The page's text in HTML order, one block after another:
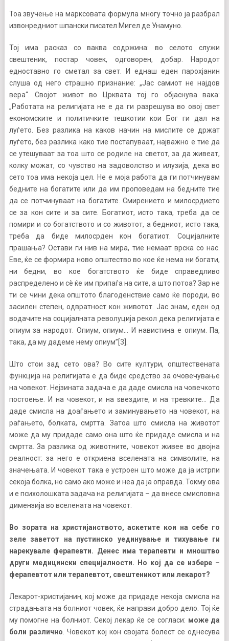
Тоа звучење на марксовата формула многу точно ја разбрал
извонредниот шпански писател Мигел де Унамуно.
Тој има расказ со ваква содржина: во селото служи
свештеник, постар човек, одговорен, добар. Народот
едноставно го сметал за свет. И еднаш еден парохјанин
слуша од него страшно признание: „Јас самиот не најдов
вера“. Својот живот во Црквата тој го објаснува вака:
„Работата на религијата не е да ги разрешува во овој свет
економските и политичките тешкотии кои Бог ги дал на
луѓето. Без разлика на каков начин на мислите се држат
луѓето, без разлика како тие постапуваат, најважно е тие да
се утешуваат за тоа што се родиле на светот, за да живеат,
колку можат, со чувство на задоволство и илузија, дека во
сето тоа има некоја цел. Не е моја работа да ги потчинувам
бедните на богатите или да им проповедам на бедните тие
да се потчинуваат на богатите. Смирението и милосрдието
се за кон сите и за сите. Богатиот, исто така, треба да се
помири и со богатството и со животот, а бедниот, исто така,
треба да биде милосрден кон богатиот. Социјалните
прашања? Остави ги нив на мира, тие немаат врска со нас.
Еве, ќе се формира ново општество во кое ќе нема ни богати,
ни бедни, во кое богатството ќе биде справедливо
распределено и сè ќе им припаѓа на сите, а што потоа? Зар не
ти се чини дека општото благоденствие само ќе породи, во
засилен степен, одвратност кон животот. Јас знам, еден од
водачите на социјалната револуција рекол дека религијата е
опиум за народот. Опиум, опиум… И навистина е опиум. Па,
така, да му дадеме нему опиум”[3].
Што стои зад сето ова? Во сите култури, општествената
функција на религијата е да биде средство за очовечување
на човекот. Нејзината задача е да даде смисла на човечкото
постоење. И на човекот, и на ѕвездите, и на тревките… Да
даде смисла на доаѓањето и заминувањето на човекот, на
раѓањето, болката, смртта. Затоа што смисла на животот
може да му придаде само она што ќе придаде смисла и на
смртта. За разлика од животните, човекот живее во двојна
реалност: за него е откриена вселената на символите, на
значењата. И човекот така е устроен што може да ја истрпи
секоја болка, но само ако може и неа да ја оправда. Токму ова
и е психолошката задача на религијата – да внесе смисловна
димензија во вселената на човекот.
Во зората на христијанството, аскетите кои на себе го
зеле заветот на пустинско уединување и тихување ги
нарекувале ферапевти. Денес има терапевти и мноштво
други медицински специјалности. Но кој да се избере –
ферапевтот или терапевтот, свештеникот или лекарот?
Лекарот-христијанин, кој може да придаде некоја смисла на
страдањата на болниот човек, ќе направи добро дело. Тој ќе
му помогне на болниот. Секој лекар ќе се согласи: може да
боли различно. Човекот кој кон својата болест се однесува